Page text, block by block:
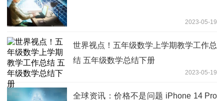
2023-05-19
世界视点！五年级数学上学期教学工作总
结 五年级数学总结下册
2023-05-19
全球资讯：价格不是问题 iPhone 14 Pro